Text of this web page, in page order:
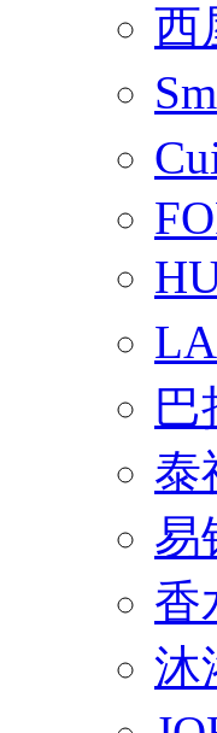
西
巴
泰
易
香
沐